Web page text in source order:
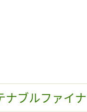
ナブルファイ